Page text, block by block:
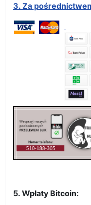
3. Za
5. Wpłaty Bitcoin: